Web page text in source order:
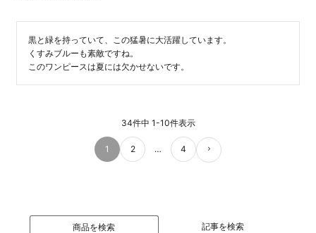
黒と緑を持っていて、この猛暑に大活躍しています。
くすみブルーも素敵ですね。
このワンピースは夏には欠かせないです。
34件中 1-10件表示
1 2 … 4
商品を検索 記事を検索